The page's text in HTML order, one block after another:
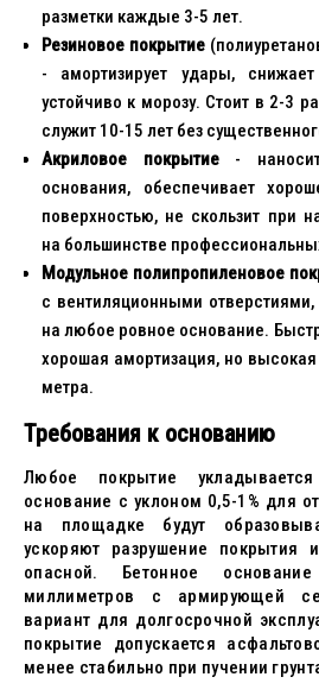
разметки каждые 3-5 лет.
Резиновое покрытие
- амортизирует удары,
устойчиво к морозу. Стоит в 2-3
служит 10-15 лет без
Акриловое покрытие-
основания, обеспечивает
поверхностью, не скользит при
на большинстве
Модульное полипропиленовое
с вентиляционными
на любое ровное основание.
хорошая амортизация, но
метра.
Требования к основанию
Любое покрытие
основание с уклоном 0,5-1% для
на площадке будут
ускоряют разрушение покрытия
опасной. Бетонное
миллиметров с армирующей
вариант для долгосрочной
покрытие допускается
менее стабильно при пучении